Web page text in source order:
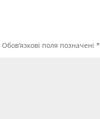
Обов’язкові поля позначені*